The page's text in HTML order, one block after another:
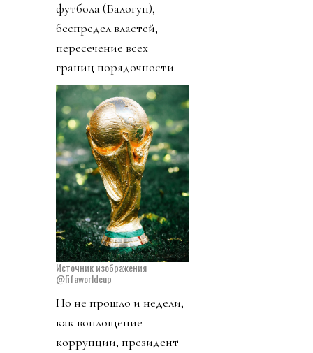
футбола (Балогун),
беспредел властей,
пересечение всех
границ порядочности.
Источник изображения
@fifaworldcup
Но не прошло и недели,
как воплощение
коррупции, президент